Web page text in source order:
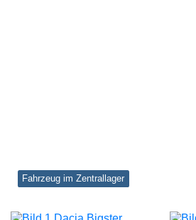
Fahrzeug im Zentrallager